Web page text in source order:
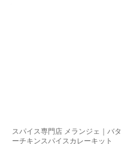
スパイス専門店 メランジェ｜バタ
ーチキンスパイスカレーキット